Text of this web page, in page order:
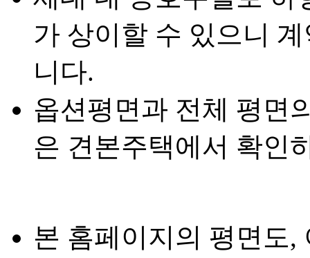
가 상이할 수 있으니
니다.
옵션평면과 전체 평면
은 견본주택에서 확인
본 홈페이지의 평면도,